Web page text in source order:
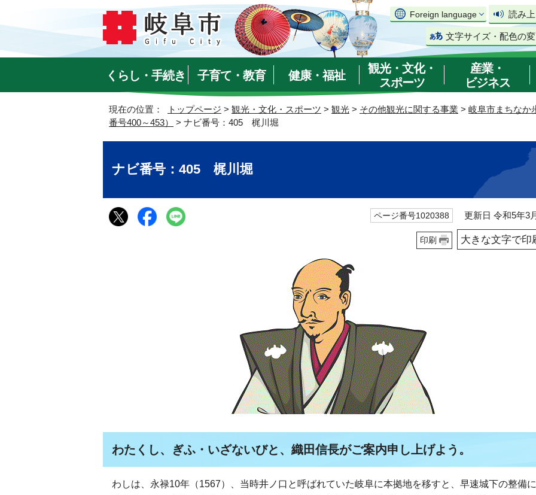
Foreign language 読み
文字サイズ・配色の
くらし・手続き 子育て・教育 健康・福祉
観光・文化・
スポーツ
産業・
ビジネス
現在の位置： トップページ > 観光・文化・スポーツ > 観光 > その他観光に関する事業 > 岐阜市まちなか
番号400～453）
> ナビ番号：405 梶川堀
ナビ番号：405 梶川堀
ページ番号1020388 更新日 令和5年3
印刷 大きな文字で印
わたくし、ぎふ・いざないびと、織田信長がご案内申し上げよう。
わしは、永禄10年（1567）、当時井ノ口と呼ばれていた岐阜に本拠地を移すと、早速城下の整備